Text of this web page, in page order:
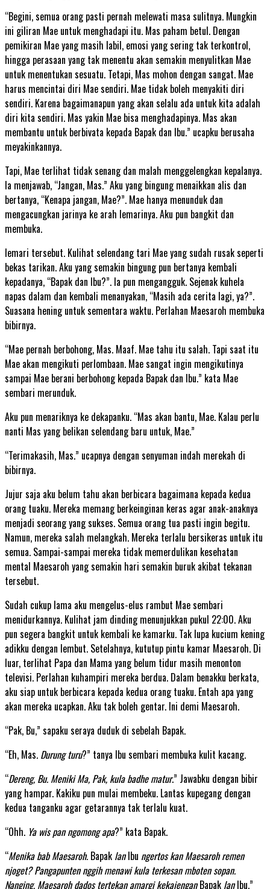
“Begini, semua orang pasti pernah melewati masa sulitnya. Mungkin
ini giliran Mae untuk menghadapi itu. Mas paham betul. Dengan
pemikiran Mae yang masih labil, emosi yang sering tak terkontrol,
hingga perasaan yang tak menentu akan semakin menyulitkan Mae
untuk menentukan sesuatu. Tetapi, Mas mohon dengan sangat. Mae
harus mencintai diri Mae sendiri. Mae tidak boleh menyakiti diri
sendiri. Karena bagaimanapun yang akan selalu ada untuk kita adalah
diri kita sendiri. Mas yakin Mae bisa menghadapinya. Mas akan
membantu untuk berbivata kepada Bapak dan Ibu.” ucapku berusaha
meyakinkannya.
Tapi, Mae terlihat tidak senang dan malah menggelengkan kepalanya.
Ia menjawab, “Jangan, Mas.” Aku yang bingung menaikkan alis dan
bertanya, “Kenapa jangan, Mae?”. Mae hanya menunduk dan
mengacungkan jarinya ke arah lemarinya. Aku pun bangkit dan
membuka.
lemari tersebut. Kulihat selendang tari Mae yang sudah rusak seperti
bekas tarikan. Aku yang semakin bingung pun bertanya kembali
kepadanya, “Bapak dan Ibu?”. Ia pun mengangguk. Sejenak kuhela
napas dalam dan kembali menanyakan, “Masih ada cerita lagi, ya?”.
Suasana hening untuk sementara waktu. Perlahan Maesaroh membuka
bibirnya.
“Mae pernah berbohong, Mas. Maaf. Mae tahu itu salah. Tapi saat itu
Mae akan mengikuti perlombaan. Mae sangat ingin mengikutinya
sampai Mae berani berbohong kepada Bapak dan Ibu.” kata Mae
sembari merunduk.
Aku pun menariknya ke dekapanku. “Mas akan bantu, Mae. Kalau perlu
nanti Mas yang belikan selendang baru untuk, Mae.”
“Terimakasih, Mas.” ucapnya dengan senyuman indah merekah di
bibirnya.
Jujur saja aku belum tahu akan berbicara bagaimana kepada kedua
orang tuaku. Mereka memang berkeinginan keras agar anak-anaknya
menjadi seorang yang sukses. Semua orang tua pasti ingin begitu.
Namun, mereka salah melangkah. Mereka terlalu bersikeras untuk itu
semua. Sampai-sampai mereka tidak memerdulikan kesehatan
mental Maesaroh yang semakin hari semakin buruk akibat tekanan
tersebut.
Sudah cukup lama aku mengelus-elus rambut Mae sembari
menidurkannya. Kulihat jam dinding menunjukkan pukul 22:00. Aku
pun segera bangkit untuk kembali ke kamarku. Tak lupa kucium kening
adikku dengan lembut. Setelahnya, kututup pintu kamar Maesaroh. Di
luar, terlihat Papa dan Mama yang belum tidur masih menonton
televisi. Perlahan kuhampiri mereka berdua. Dalam benakku berkata,
aku siap untuk berbicara kepada kedua orang tuaku. Entah apa yang
akan mereka ucapkan. Aku tak boleh gentar. Ini demi Maesaroh.
“Pak, Bu,” sapaku seraya duduk di sebelah Bapak.
“Eh, Mas. Durung turu?” tanya Ibu sembari membuka kulit kacang.
“Dereng, Bu. Meniki Ma, Pak, kula badhe matur.” Jawabku dengan bibir
yang hampar. Kakiku pun mulai membeku. Lantas kupegang dengan
kedua tanganku agar getarannya tak terlalu kuat.
“Ohh. Ya wis pan ngomong apa?” kata Bapak.
“Menika bab Maesaroh. Bapak lanIbu ngertos kan Maesaroh remen
njoget? Pangapunten nggih menawi kula terkesan mboten sopan.
Nanging, Maesaroh dados tertekan amargi kekajenganBapak lanIbu.”